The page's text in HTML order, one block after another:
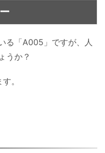
る「A005」ですが、人
うか？
。